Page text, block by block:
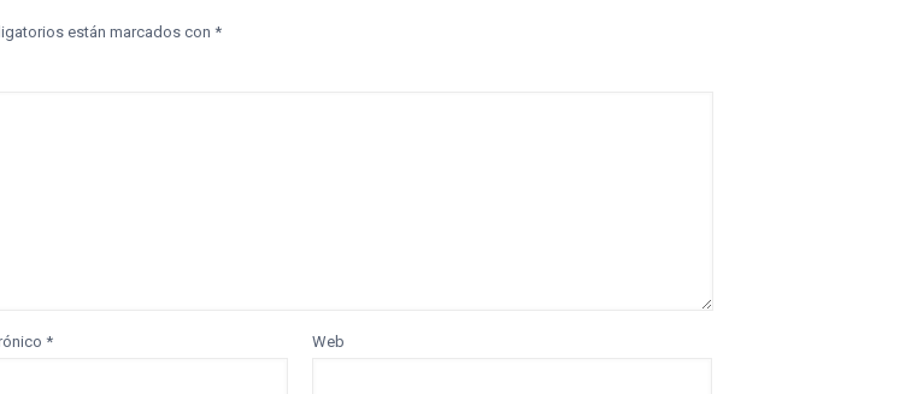
están marcados con *
* Web